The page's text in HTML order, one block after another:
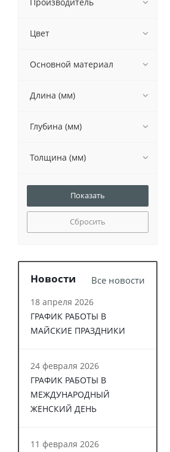
Цвет
Основной материал
Длина (мм)
Глубина (мм)
Толщина (мм)
Сбросить
Новости Все новости
18 апреля 2026
ГРАФИК РАБОТЫ В
МАЙСКИЕ ПРАЗДНИКИ
24 февраля 2026
ГРАФИК РАБОТЫ В
МЕЖДУНАРОДНЫЙ
ЖЕНСКИЙ ДЕНЬ
11 февраля 2026